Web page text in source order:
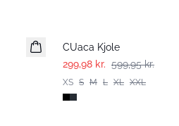
CUaca Kjole
299,98 kr. 599,95 kr.
XS S M L XL XXL